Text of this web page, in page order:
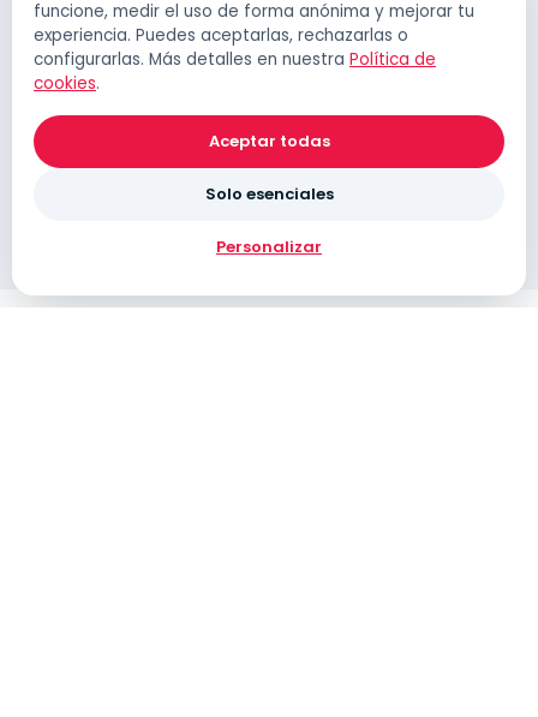
funcione, medir el uso de forma anónima y mejorar tu
experiencia. Puedes aceptarlas, rechazarlas o
configurarlas. Más detalles en nuestra Política de
cookies.
Aceptar todas
Solo esenciales
Personalizar